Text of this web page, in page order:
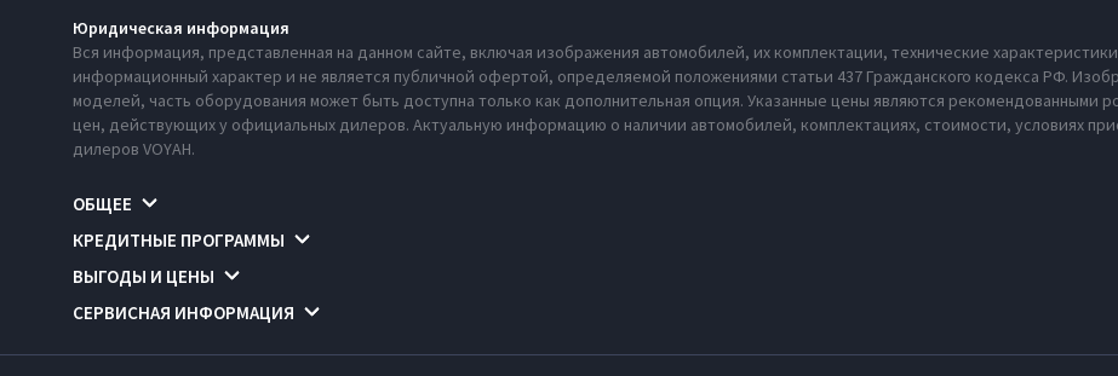
Юридическая информация
Вся информация, представленная на данном сайте, включая изображения автомобилей, их комплектации, технические
информационный характер и не является публичной офертой, определяемой положениями статьи 437 Гражданского кодекса РФ.
моделей, часть оборудования может быть доступна только как дополнительная опция. Указанные цены являются рекомендованными
цен, действующих у официальных дилеров. Актуальную информацию о наличии автомобилей, комплектациях, стоимости, условиях
дилеров VOYAH.
ОБЩЕЕ
КРЕДИТНЫЕ ПРОГРАММЫ
ВЫГОДЫ И ЦЕНЫ
СЕРВИСНАЯ ИНФОРМАЦИЯ